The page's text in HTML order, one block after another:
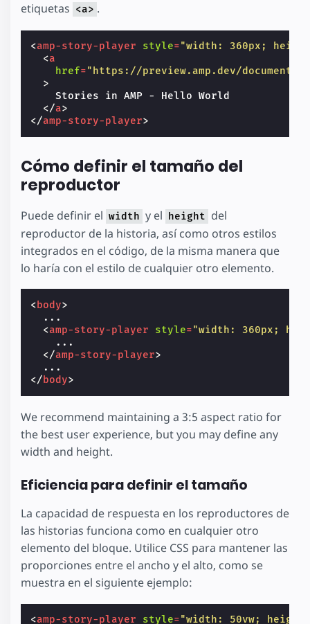
etiquetas <a> .
<amp-story-player style="width: 360px;
<a
href="https://preview.amp.dev/
>
    Stories in AMP - Hello World
</a>
</amp-story-player>
Cómo definir el tamaño del
reproductor
Puede definir el width y el height del
reproductor de la historia, así como otros estilos
integrados en el código, de la misma manera que
lo haría con el estilo de cualquier otro elemento.
<body>
  ...
<amp-story-player style="width: 360px;
    ...
</amp-story-player>
</body>
We recommend maintaining a 3:5 aspect ratio for
the best user experience, but you may define any
width and height.
Eficiencia para definir el tamaño
La capacidad de respuesta en los reproductores de
las historias funciona como en cualquier otro
elemento del bloque. Utilice CSS para mantener las
proporciones entre el ancho y el alto, como se
muestra en el siguiente ejemplo:
<amp-story-player style="width: 50vw;